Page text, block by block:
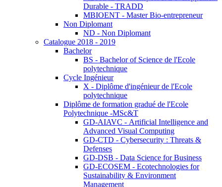
Durable - TRADD
MBIOENT - Master Bio-entrepreneur
Non Diplomant
ND - Non Diplomant
Catalogue 2018 - 2019
Bachelor
BS - Bachelor of Science de l'Ecole
polytechnique
Cycle Ingénieur
X - Diplôme d'ingénieur de l'Ecole
polytechnique
Diplôme de formation gradué de l'Ecole
Polytechnique -MSc&T
GD-AIAVC - Artificial Intelligence and
Advanced Visual Computing
GD-CTD - Cybersecurity : Threats &
Defenses
GD-DSB - Data Science for Business
GD-ECOSEM - Ecotechnologies for
Sustainability & Environment
Management